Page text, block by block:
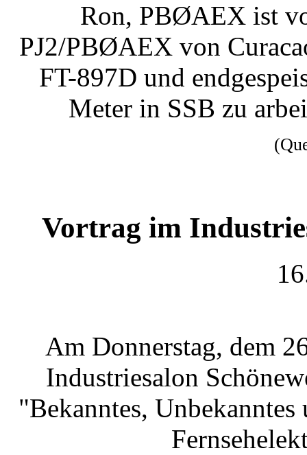
Ron, PBØAEX ist
PJ2/PBØAEX von
FT-897D und
Meter in SSB zu
Vortrag im
Am Donnerstag, dem
Industriesalon
"Bekanntes,